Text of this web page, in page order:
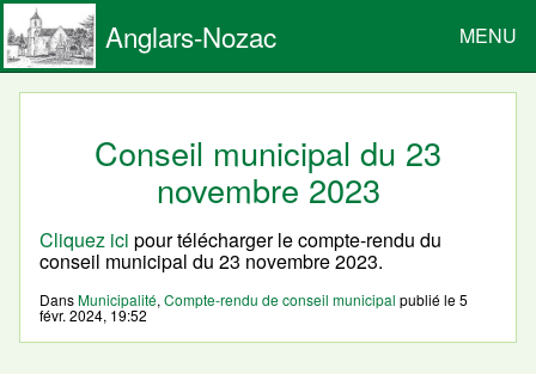
Anglars-Nozac MENU
Conseil municipal du 23
novembre 2023
Cliquez ici pour télécharger le compte-rendu du
conseil municipal du 23 novembre 2023.
DansMunicipalité,Compte-rendu de conseil municipal publié le5
févr. 2024, 19:52